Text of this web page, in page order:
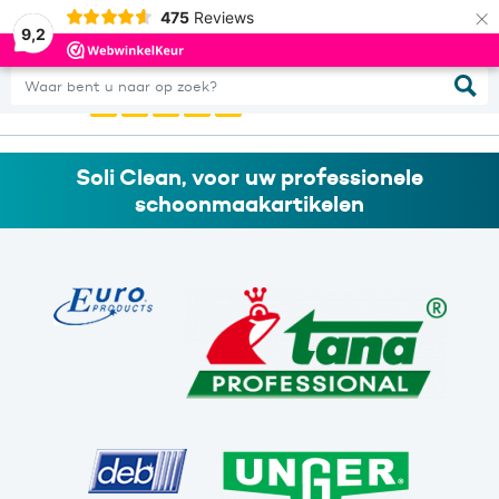
9,2
475 Reviews ×
Waar bent u naar op zoek?
0
Soli Clean, voor uw professionele
schoonmaakartikelen